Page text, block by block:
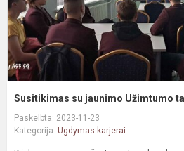
Susitikimas su jaunimo Užimtumo
Paskelbta: 2023-11-23
Kategorija: Ugdymas karjerai